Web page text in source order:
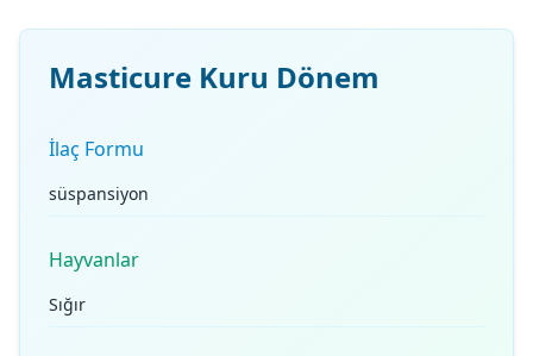
Masticure Kuru Dönem
İlaç Formu
süspansiyon
Hayvanlar
Sığır